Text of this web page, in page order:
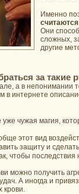
Именно
Они
сложных,
другие
за такие
а в непонимании
в интернете
чужая магия,
этот вид
защиту и сделать
чтобы последствия
можно получить
А иногда и
крови.